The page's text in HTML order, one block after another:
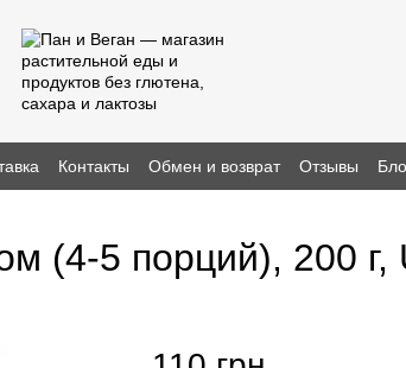
Контакты Обмен и возврат Отзывы
(4-5 порций), 200 г,